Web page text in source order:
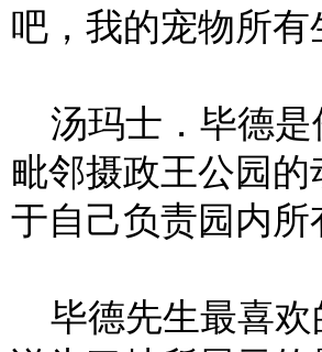
吧，我的宠物所有
汤玛士．毕德是
毗邻摄政王公园
于自己负责园内
毕德先生最喜欢